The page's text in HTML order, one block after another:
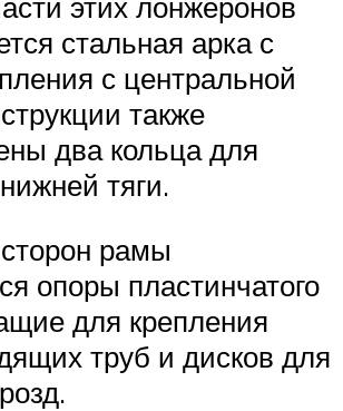
стальная арка с
с центральной
также
два кольца для
тяги.
рамы
опоры пластинчатого
для крепления
труб и дисков для